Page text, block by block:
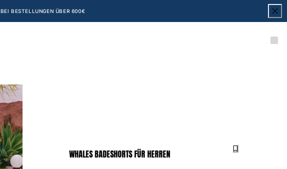
BEI BESTELLUNGEN ÜBER 600€
WHALES BADESHORTS FÜR HERREN